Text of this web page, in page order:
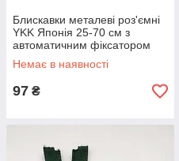
Блискавки металеві роз'ємні
YKK Японія 25-70 см з
автоматичним фіксатором
різні кольори
Немає в наявності
97 ₴